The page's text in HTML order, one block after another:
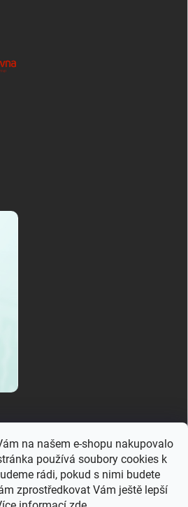
na našem e-shopu nakupovalo
používá soubory cookies k
rádi, pokud s nimi budete
zprostředkovat Vám ještě lepší